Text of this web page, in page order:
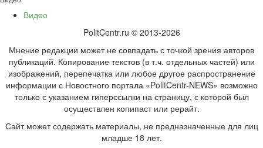
Видео
PolitCentr.ru © 2013-2026
Мнение редакции может не совпадать с точкой зрения авторов
публикаций. Копирование текстов (в т.ч. отдельных частей) или
изображений, перепечатка или любое другое распространение
информации с Новостного портала «PolitCentr-NEWS» возможно
только с указанием гиперссылки на страницу, с которой был
осуществлен копипаст или рерайт.
Сайт может содержать материалы, не предназначенные для лиц
младше 18 лет.